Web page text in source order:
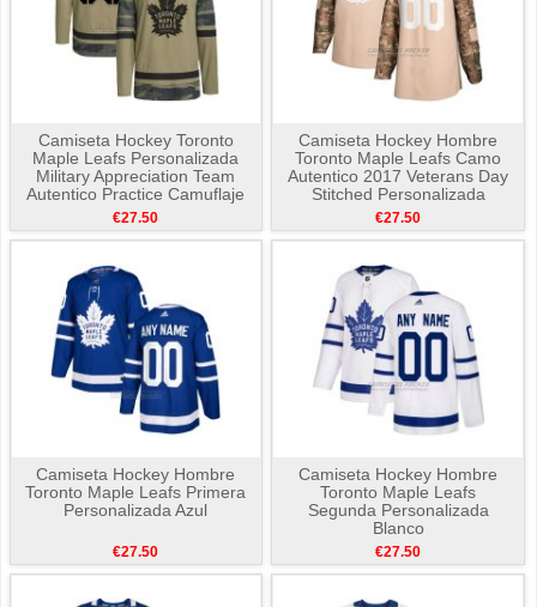
Camiseta Hockey Toronto
Maple Leafs Personalizada
Military Appreciation Team
Autentico Practice Camuflaje
€27.50
Camiseta Hockey Hombre
Toronto Maple Leafs Camo
Autentico 2017 Veterans Day
Stitched Personalizada
€27.50
Camiseta Hockey Hombre
Toronto Maple Leafs Primera
Personalizada Azul
€27.50
Camiseta Hockey Hombre
Toronto Maple Leafs
Segunda Personalizada
Blanco
€27.50